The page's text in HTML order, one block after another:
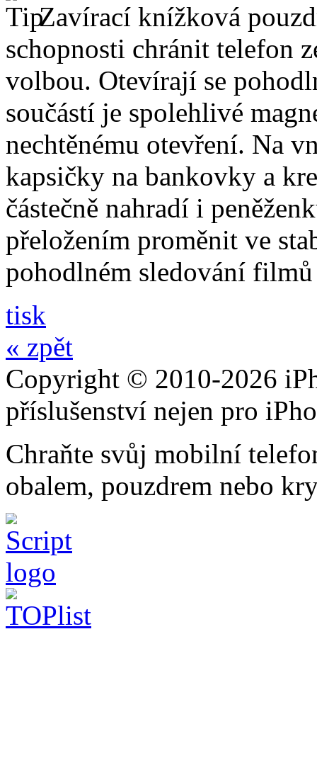
Zavírací knížková
schopnosti chránit telefon
volbou. Otevírají se
součástí je spolehlivé
nechtěnému otevření. Na
kapsičky na bankovky a
částečně nahradí i
přeložením proměnit ve
pohodlném sledování
tisk
« zpět
Copyright © 2010-2026
příslušenství nejen pro
Chraňte svůj mobilní
obalem, pouzdrem nebo